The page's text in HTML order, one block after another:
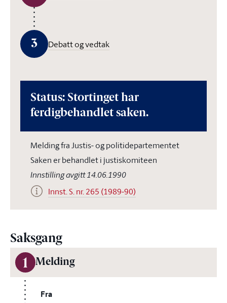
3 Debatt og vedtak
Status: Stortinget har
ferdigbehandlet saken.
Melding fra Justis- og politidepartementet
Saken er behandlet i justiskomiteen
Innstilling avgitt 14.06.1990
Innst. S. nr. 265 (1989-90)
Saksgang
1 Melding
Fra